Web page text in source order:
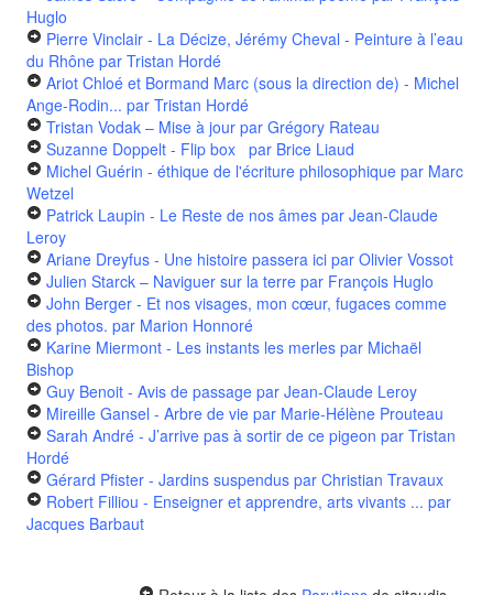
Huglo
Pierre Vinclair - La Décize, Jérémy Cheval - Peinture à l’eau
du Rhône par Tristan Hordé
Ariot Chloé et Bormand Marc (sous la direction de) - Michel
Ange-Rodin... par Tristan Hordé
Tristan Vodak – Mise à jour par Grégory Rateau
Suzanne Doppelt - Flip box par Brice Liaud
Michel Guérin - éthique de l'écriture philosophique par Marc
Wetzel
Patrick Laupin - Le Reste de nos âmes par Jean-Claude
Leroy
Ariane Dreyfus - Une histoire passera ici par Olivier Vossot
Julien Starck – Naviguer sur la terre par François Huglo
John Berger - Et nos visages, mon cœur, fugaces comme
des photos. par Marion Honnoré
Karine Miermont - Les instants les merles par Michaël
Bishop
Guy Benoit - Avis de passage par Jean-Claude Leroy
Mireille Gansel - Arbre de vie par Marie-Hélène Prouteau
Sarah André - J’arrive pas à sortir de ce pigeon par Tristan
Hordé
Gérard Pfister - Jardins suspendus par Christian Travaux
Robert Filliou - Enseigner et apprendre, arts vivants ... par
Jacques Barbaut